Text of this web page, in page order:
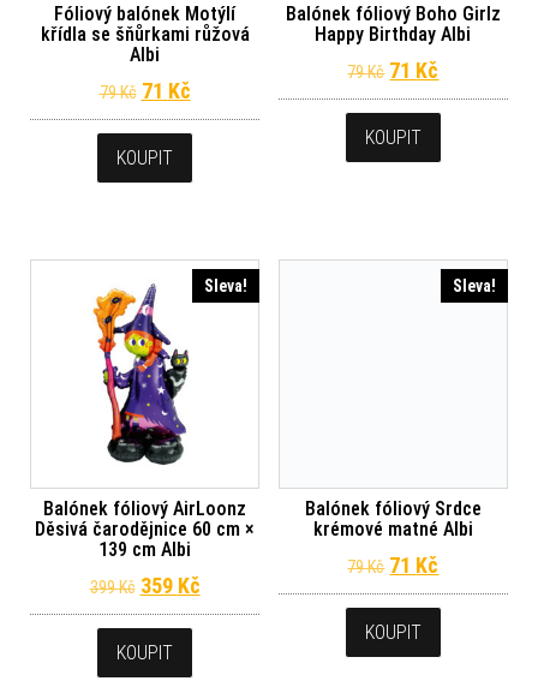
Fóliový balónek Motýlí
křídla se šňůrkami růžová
Albi
79Kč Původní cena byla: 79 Kč.
71 KčAktuální cena je: 71 Kč.
KOUPIT
Balónek fóliový Boho Girlz
Happy Birthday Albi
79Kč Původní cena
71 Kč
KOUPIT
Sleva!
Balónek fóliový AirLoonz
Děsivá čarodějnice 60 cm ×
139 cm Albi
399Kč Původní cena byla: 399 Kč.
359 KčAktuální cena je: 359 Kč.
KOUPIT
Sleva!
Balónek fóliový Srdce
krémové matné Albi
79Kč Původní cena
71 Kč
KOUPIT